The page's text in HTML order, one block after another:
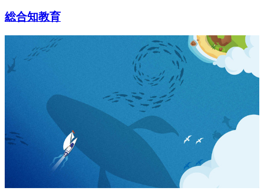
総合知教育